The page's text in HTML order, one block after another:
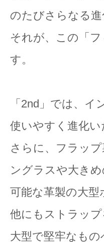
のたびさらなる
それが、この「
す。
「2nd」では、
使いやすく進化い
さらに、フラッ
ングラスや大き
可能な革製の大
他にもストラッ
大型で堅牢なも